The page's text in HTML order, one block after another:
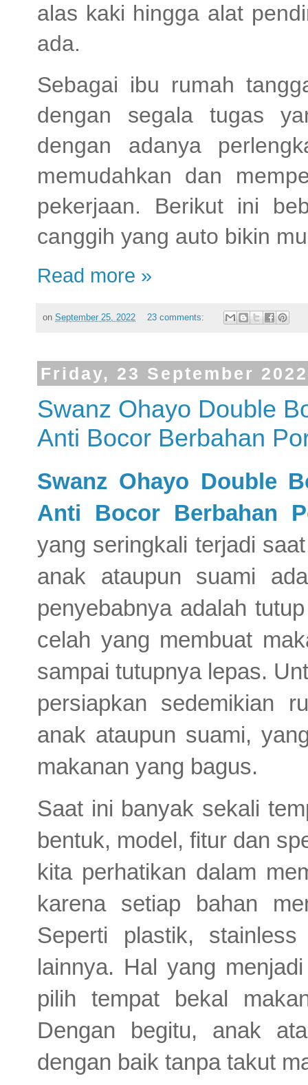
alas kaki hingga alat
ada.
Sebagai ibu rumah
dengan segala tugas
dengan adanya
memudahkan dan
pekerjaan. Berikut ini
canggih yang auto bikin
Read more »
on September 25, 2022 23 comments:
Friday, 23 September 2022
Swanz Ohayo Double
Anti Bocor Berbahan
Swanz Ohayo Double
Anti Bocor Berbahan
yang seringkali terjadi
anak ataupun suami
penyebabnya adalah
celah yang membuat
sampai tutupnya lepas.
persiapkan sedemikian
anak ataupun suami,
makanan yang bagus.
Saat ini banyak sekali
bentuk, model, fitur dan
kita perhatikan dalam
karena setiap bahan
Seperti plastik,
lainnya. Hal yang
pilih tempat bekal
Dengan begitu, anak
dengan baik tanpa takut